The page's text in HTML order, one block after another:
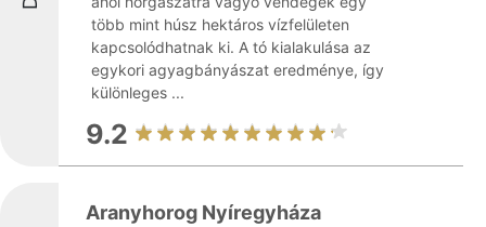
több mint húsz hektáros vízfelületen
kapcsolódhatnak ki. A tó kialakulása az
egykori agyagbányászat eredménye, így
különleges ...
9.2
Aranyhorog Nyíregyháza